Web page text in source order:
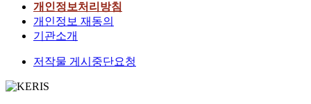
개인정보처리방침
개인정보 재동의
기관소개
저작물 게시중단요청